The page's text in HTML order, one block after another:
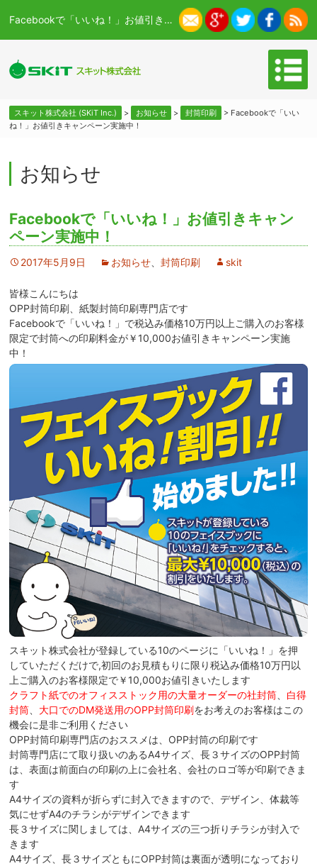
Facebookで「いいね！」お値引きキャンペーン実施中！ - スキット株式会社 (SKiT Inc.)
スキット株式会社 (SKiT Inc.) > お知らせ > 封筒印刷 > Facebookで「いい
ね！」お値引きキャンペーン実施中！
お知らせ
Facebookで「いいね！」お値引きキャン
ペーン実施中！
2017年5月9日 お知らせ 、封筒印刷 skit
皆様こんにちは
OPP封筒印刷、紙製封筒印刷専門店です
Facebookで「いいね！」で税込み価格10万円以上ご購入のお客様
限定で封筒への印刷料金が￥10,000お値引きキャンペーン実施
中！
スキット株式会社が登録している10のページに「いいね！」を押
していただくだけで,初回のお見積もりに限り税込み価格10万円以
上ご購入のお客様限定で￥10,000お値引きいたします
クラフト紙でのオフィスストック用の大量オーダーの社封筒
白得
封筒
大口でのDM発送用のOPP封筒印刷をお考えのお客様はこの
機会に是非ご利用ください
OPP封筒印刷専門店のおススメは、OPP封筒の印刷です
封筒専門店にて取り扱いのあるA4サイズ、長３サイズのOPP封筒
は、表面は前面白の印刷の上に会社名、会社のロゴ等が印刷できま
す
A4サイズの資料が折らずに封入できますので、デザイン、体裁等
気にせずA4のチラシがデザインできます
長３サイズに関しましては、A4サイズの三つ折りチラシが封入で
きます
A4サイズ、長３サイズともにOPP封筒は裏面が透明になっており